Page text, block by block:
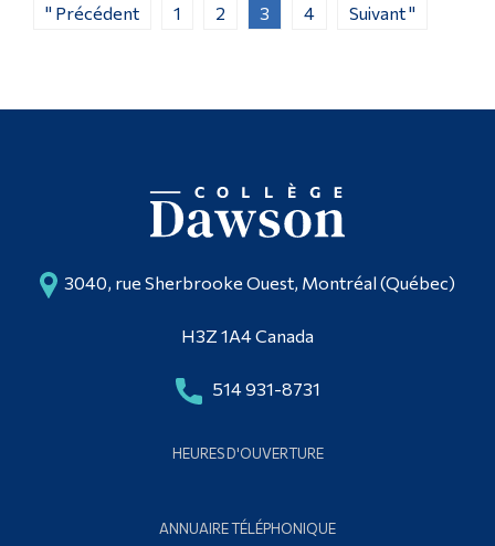
" Précédent 1 2 3 4 Suivant "
3040, rue Sherbrooke Ouest, Montréal (Québec)
H3Z 1A4 Canada
514 931-8731
HEURES D'OUVERTURE
ANNUAIRE TÉLÉPHONIQUE